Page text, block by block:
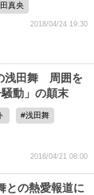
真央
2018/04/24 19:30
浅田舞 周囲を
動」の顛末
浅田舞
2018/04/21 08:00
との熱愛報道に